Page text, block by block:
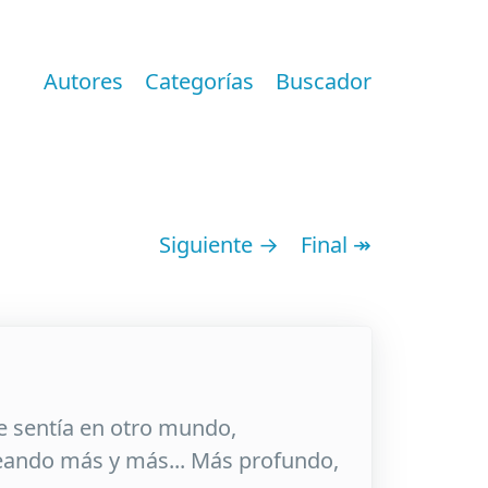
Autores Categorías Buscador
Siguiente → Final ↠
sentía en otro mundo,
más y más... Más profundo,